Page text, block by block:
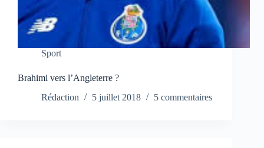
Sport
Brahimi vers l’Angleterre ?
Rédaction
5 juillet 2018 5 commentaires